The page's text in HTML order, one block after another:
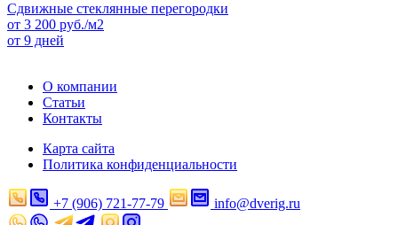
Сдвижные стеклянные перегородки
от 3 200 руб./м2
от 9 дней
О компании
Статьи
Контакты
Карта сайта
Политика конфиденциальности
+7 (906) 721-77-79 info@dverig.ru